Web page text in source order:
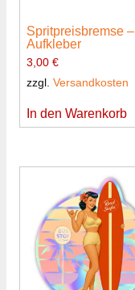
Spritpreisbremse –
Aufkleber
3,00 €
zzgl. Versandkosten
In den Warenkorb